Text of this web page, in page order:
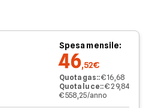
Spesa mensile:
46,52€
Quota gas::€ 16,68
Quota luce::€ 29,84
€ 558,25/anno